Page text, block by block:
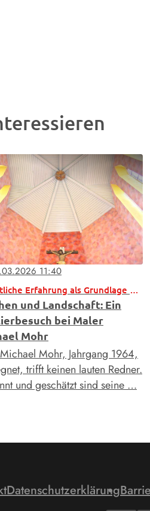
11:40
Christliche Erfahrung als Grundlage der Kunst
und Landschaft: Ein
bei Maler
Mohr
Mohr, Jahrgang 1964,
trifft keinen lauten Redner.
und geschätzt sind seine …
Datenschutzerklärung